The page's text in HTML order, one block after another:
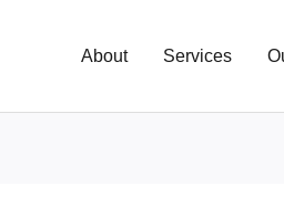
About Services